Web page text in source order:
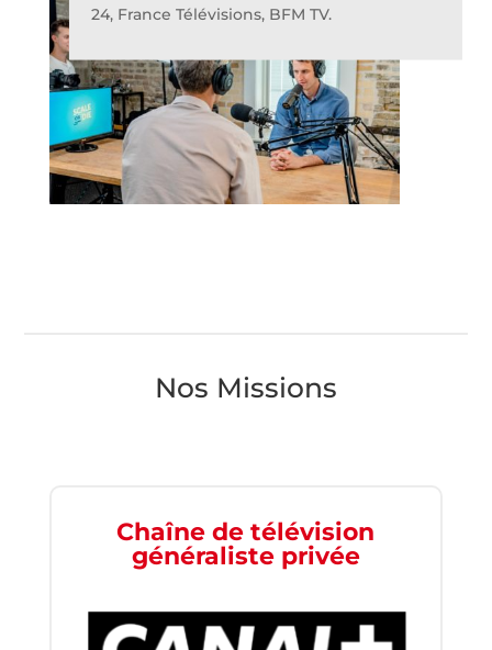
24, France Télévisions, BFM TV.
Nos Missions
Chaîne de télévision
généraliste privée